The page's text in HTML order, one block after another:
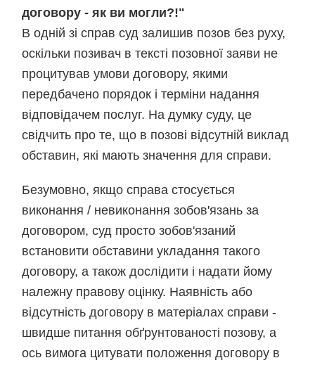
договору - як ви могли?!"
В одній зі справ суд залишив позов без руху,
оскільки позивач в тексті позовної заяви не
процитував умови договору, якими
передбачено порядок і терміни надання
відповідачем послуг. На думку суду, це
свідчить про те, що в позові відсутній виклад
обставин, які мають значення для справи.
Безумовно, якщо справа стосується
виконання / невиконання зобов'язань за
договором, суд просто зобов'язаний
встановити обставини укладання такого
договору, а також дослідити і надати йому
належну правову оцінку. Наявність або
відсутність договору в матеріалах справи -
швидше питання обґрунтованості позову, а
ось вимога цитувати положення договору в